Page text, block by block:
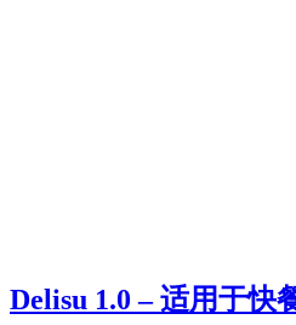
Delisu 1.0 – 适用于快